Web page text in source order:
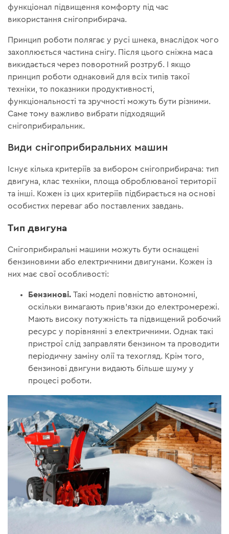
функціонал підвищення комфорту під час
використання снігоприбирача.
Принцип роботи полягає у русі шнека, внаслідок чого
захоплюється частина снігу. Після цього сніжна маса
викидається через поворотний розтруб. І якщо
принцип роботи однаковий для всіх типів такої
техніки, то показники продуктивності,
функціональності та зручності можуть бути різними.
Саме тому важливо вибрати підходящий
снігоприбиральник.
Види снігоприбиральних машин
Існує кілька критеріїв за вибором снігоприбирача: тип
двигуна, клас техніки, площа оброблюваної території
та інші. Кожен із цих критеріїв підбирається на основі
особистих переваг або поставлених завдань.
Тип двигуна
Снігоприбиральні машини можуть бути оснащені
бензиновими або електричними двигунами. Кожен із
них має свої особливості:
Бензинові. Такі моделі повністю автономні,
оскільки вимагають прив'язки до електромережі.
Мають високу потужність та підвищений робочий
ресурс у порівнянні з електричними. Однак такі
пристрої слід заправляти бензином та проводити
періодичну заміну олії та техогляд. Крім того,
бензинові двигуни видають більше шуму у
процесі роботи.